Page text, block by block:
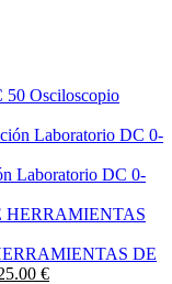
Osciloscopio
Laboratorio DC 0-
DE
€